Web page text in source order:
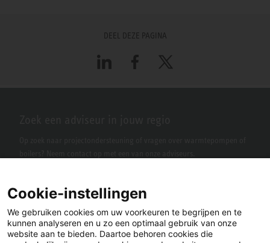
DEEL DEZE PAGINA
LinkedIn FacebookX
Cookie-instellingen
We gebruiken cookies om uw voorkeuren te begrijpen en te
kunnen analyseren en u zo een optimaal gebruik van onze
website aan te bieden. Daartoe behoren cookies die